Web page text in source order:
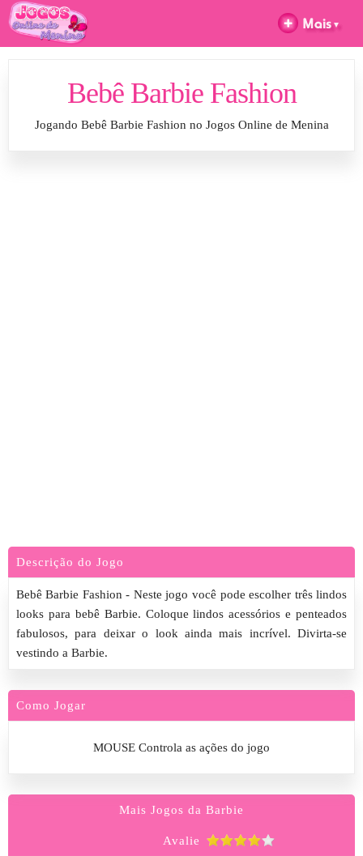
Bebê Barbie Fashion
Jogando Bebê Barbie Fashion no Jogos Online de Menina
Descrição do Jogo
Bebê Barbie Fashion - Neste jogo você pode escolher três lindos
looks para bebê Barbie. Coloque lindos acessórios e penteados
fabulosos, para deixar o look ainda mais incrível. Divirta-se
vestindo a Barbie.
Como Jogar
MOUSE Controla as ações do jogo
Mais Jogos da Barbie
Avalie